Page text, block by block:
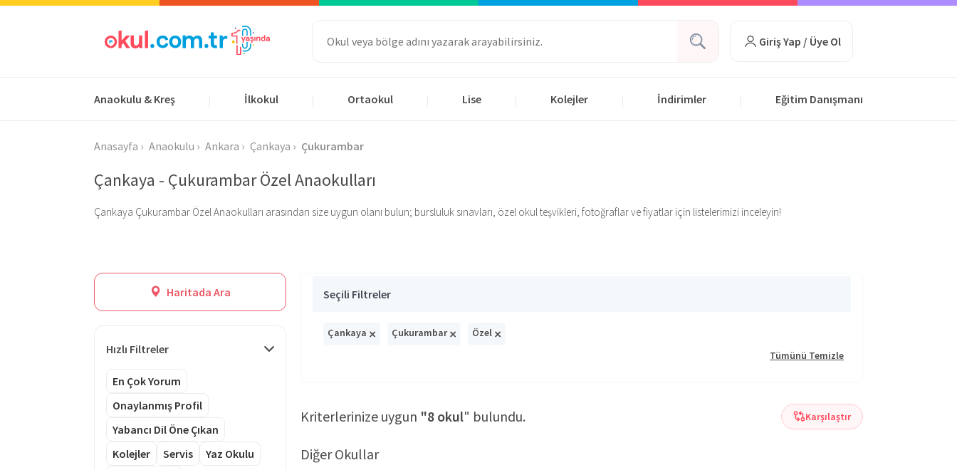
Giriş Yap / Üye Ol
Anaokulu & Kreş İlkokul Ortaokul Lise Kolejler İndirimler Eğitim Danışmanı
Anasayfa Anaokulu Ankara Çankaya Çukurambar
Çankaya - Çukurambar Özel Anaokulları
Çankaya Çukurambar Özel Anaokulları arasından size uygun olanı bulun; bursluluk sınavları, özel okul teşvikleri, fotoğraflar ve fiyatlar için listelerimizi inceleyin!
Haritada Ara
Hızlı Filtreler
En Çok Yorum
Onaylanmış Profil
Yabancı Dil Öne Çıkan
Kolejler
Servis
Yaz Okulu
Seçili Filtreler
Çankaya × Çukurambar× Özel ×
Tümünü Temizle
Kriterlerinize uygun "8 okul" bulundu. Karşılaştır
Diğer Okullar